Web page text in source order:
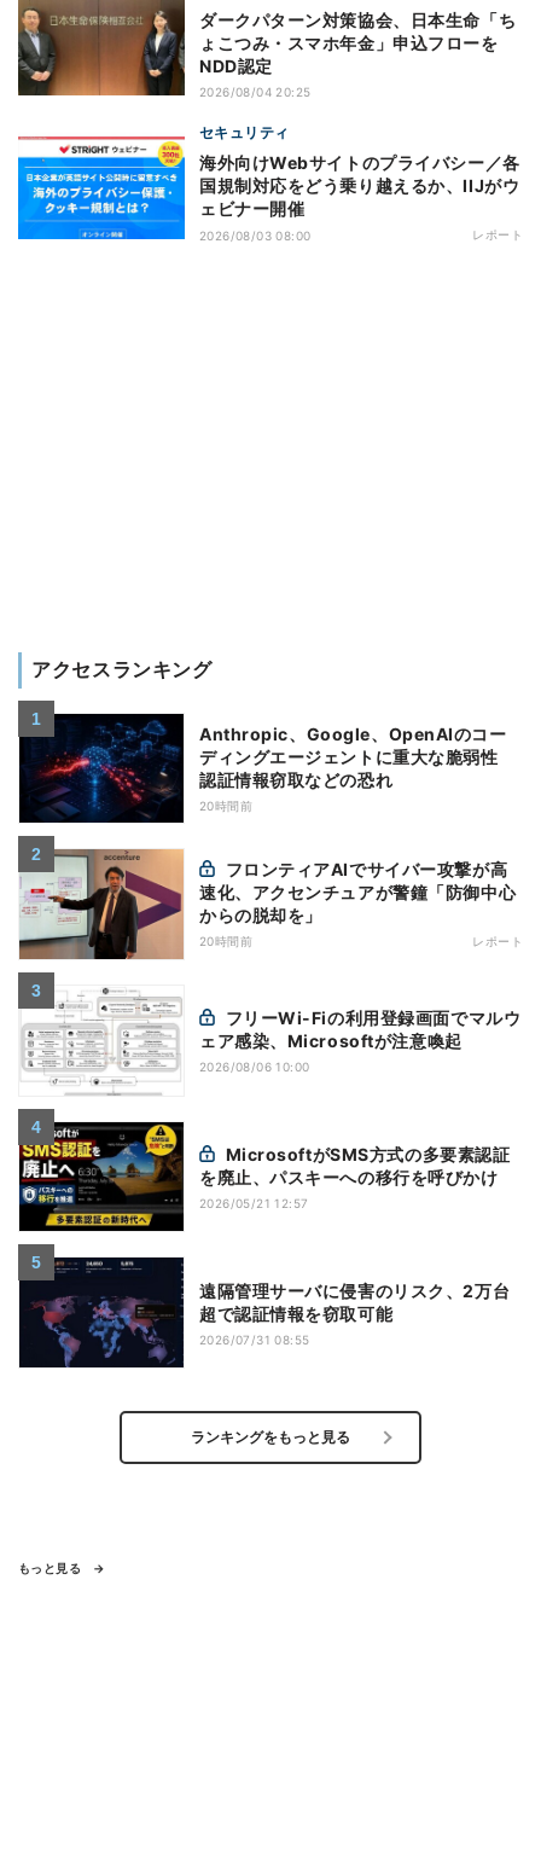
ダークパターン対策協会、日本生命「ち
ょこつみ・スマホ年金」申込フローを
NDD認定
2026/08/04 20:25
セキュリティ
海外向けWebサイトのプライバシー／各
国規制対応をどう乗り越えるか、IIJがウ
ェビナー開催
2026/08/03 08:00 レポート
アクセスランキング
Anthropic、Google、OpenAIのコー
ディングエージェントに重大な脆弱性
認証情報窃取などの恐れ
20時間前
速化、アクセンチュアが警鐘「防御中心
からの脱却を」
20時間前 レポート
ェア感染、Microsoftが注意喚起
2026/08/06 10:00
を廃止、パスキーへの移行を呼びかけ
2026/05/21 12:57
遠隔管理サーバに侵害のリスク、2万台
超で認証情報を窃取可能
2026/07/31 08:55
ランキングをもっと見る
もっと見る